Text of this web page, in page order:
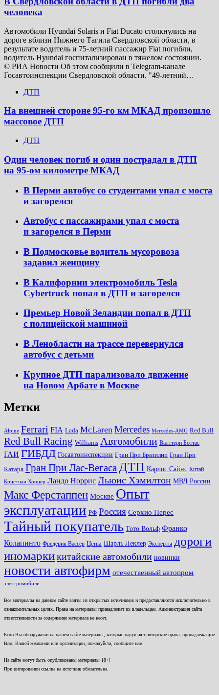
человека
Автомобили Hyundai Solaris и Fiat Ducato столкнулись на
дороге вблизи Нижнего Тагила Свердловской области, в
результате водитель и 75-летний пассажир Fiat погибли,
водитель Hyundai госпитализирован в тяжелом состоянии.
© РИА Новости Об этом сообщили в Telegram-канале
Госавтоинспекции Свердловской области. "49-летний…
ДТП
На внешней стороне 95-го км МКАД произошло
массовое ДТП
ДТП
Один человек погиб и один пострадал в ДТП
на 95-ом километре МКАД
В Перми автобус со студентами упал с моста
и загорелся
Автобус с пассажирами упал с моста
и загорелся в Перми
В Подмосковье водитель мусоровоза
задавил женщину
В Калифорнии электромобиль Tesla
Cybertruck попал в ДТП и загорелся
Премьер Новой Зеландии попал в ДТП
с полицейской машиной
В Ленобласти на трассе перевернулся
автобус с детьми
Крупное ДТП парализовало движение
на Новом Арбате в Москве
Метки
Alpine Ferrari FIA Lada McLaren Mercedes Mercedes-AMG Red Bull
Red Bull Racing Williams Автомобили Валттери Боттас
ГАИ ГИБДД Госавтоинспекции Гран При Бразилии Гран При
Катара Гран При Лас-Вегаса ДТП Карлос Сайнс Китай
Кристиан Хорнер Ландо Норрис Льюис Хэмилтон МВД России
Макс Ферстаппен Москве Опыт
эксплуатации РФ Россия Серхио Перес
Тайный покупатель Тото Вольф Франко
Колапинто Фредерик Вассёр Цены Шарль Леклер Эксперты дороги
иномаркикитайские автомобили новинки
новости автофирм отечественный автопром
электромобили
Все материалы на данном сайте взяты из открытых источников и предоставляются исключительно в
ознакомительных целях. Права на материалы принадлежат их владельцам. Администрация сайта
ответственности за содержание материала не несет.
Если Вы обнаружили на нашем сайте материалы, которые нарушают авторские права, принадлежащие
Вам, Вашей компании или организации, пожалуйста, сообщите нам.
На сайте могут быть опубликованы материалы 18+!
При цитировании ссылка на источник обязательна.